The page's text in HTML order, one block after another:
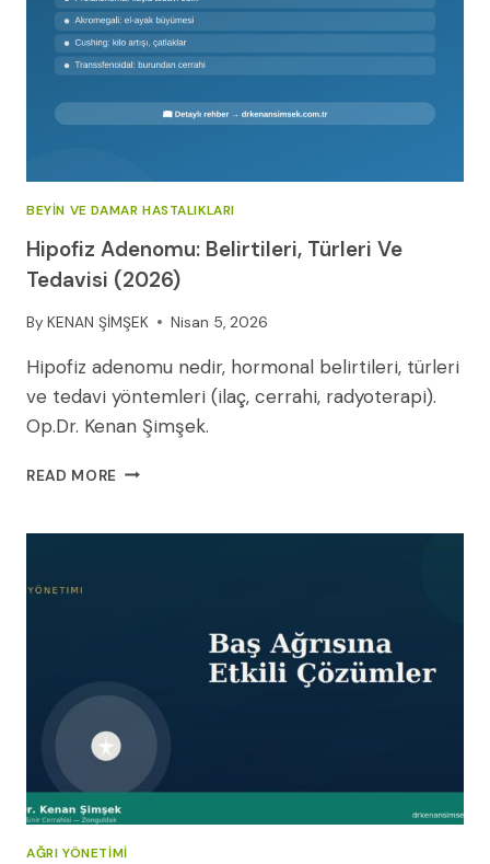
BEYIN VE DAMAR HASTALIKLARI
Hipofiz Adenomu: Belirtileri, Türleri Ve
Tedavisi (2026)
By KENAN ŞİMŞEK Nisan 5, 2026
Hipofiz adenomu nedir, hormonal belirtileri, türleri
ve tedavi yöntemleri (ilaç, cerrahi, radyoterapi).
Op.Dr. Kenan Şimşek.
READ MORE HIPOFIZ
TÜRLERI
AĞRI YÖNETIMI